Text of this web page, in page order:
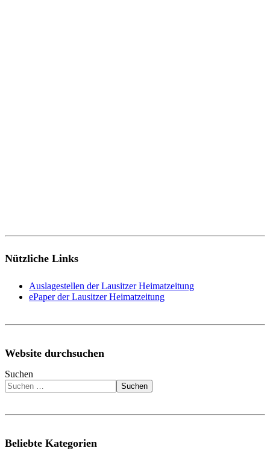
Nützliche Links
Auslagestellen der Lausitzer Heimatzeitung
ePaper der Lausitzer Heimatzeitung
Website durchsuchen
Suchen
Suchen
Beliebte Kategorien